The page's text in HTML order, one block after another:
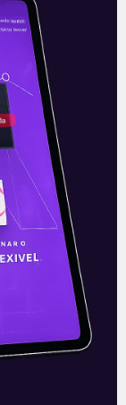
será
da
é
nossa